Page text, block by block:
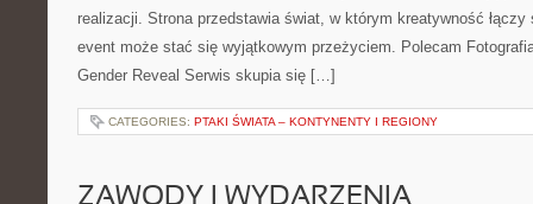
realizacji. Strona przedstawia świat, w którym kreatywność
event może stać się wyjątkowym przeżyciem. Polecam
Gender Reveal Serwis skupia się […]
CATEGORIES: PTAKI ŚWIATA – KONTYNENTY I REGIONY
ZAWODY I WYDARZENIA